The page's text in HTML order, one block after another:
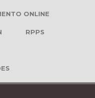
ONLINE
RPPS